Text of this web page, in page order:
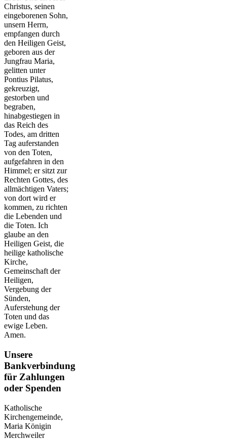
Christus, seinen
eingeborenen Sohn,
unsern Herrn,
empfangen durch
den Heiligen Geist,
geboren aus der
Jungfrau Maria,
gelitten unter
Pontius Pilatus,
gekreuzigt,
gestorben und
begraben,
hinabgestiegen in
das Reich des
Todes, am dritten
Tag auferstanden
von den Toten,
aufgefahren in den
Himmel; er sitzt zur
Rechten Gottes, des
allmächtigen Vaters;
von dort wird er
kommen, zu richten
die Lebenden und
die Toten. Ich
glaube an den
Heiligen Geist, die
heilige katholische
Kirche,
Gemeinschaft der
Heiligen,
Vergebung der
Sünden,
Auferstehung der
Toten und das
ewige Leben.
Amen.
Unsere
Bankverbindung
für Zahlungen
oder Spenden
Katholische
Kirchengemeinde,
Maria Königin
Merchweiler